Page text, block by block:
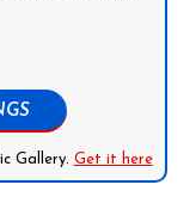
Gallery. Get it here